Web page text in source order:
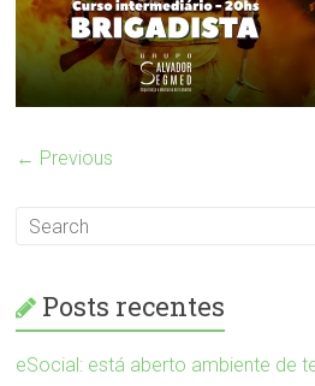
← Previous
Posts recentes
eSocial: está aberto ambiente de